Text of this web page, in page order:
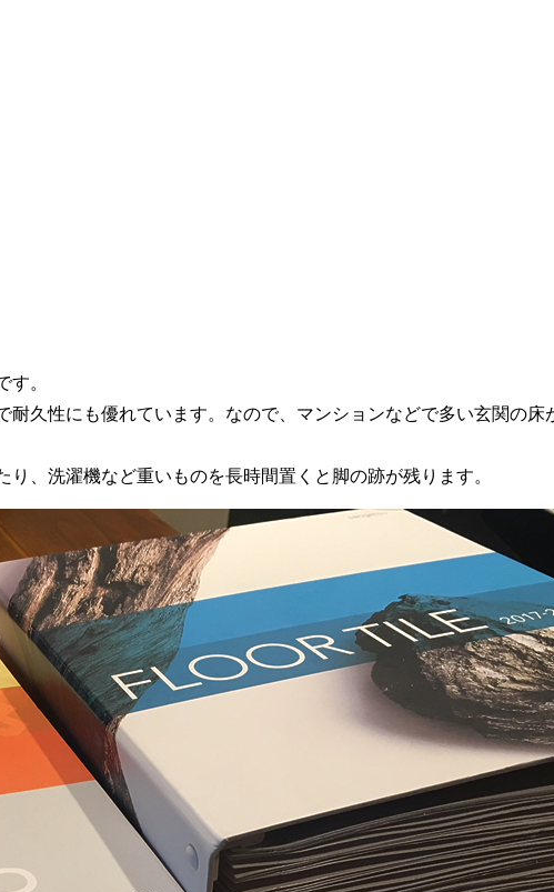
。
久性にも優れています。なので、マンションなどで多い玄関の
、洗濯機など重いものを長時間置くと脚の跡が残ります。